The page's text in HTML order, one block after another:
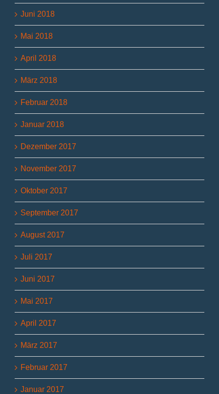
Juni 2018
Mai 2018
April 2018
März 2018
Februar 2018
Januar 2018
Dezember 2017
November 2017
Oktober 2017
September 2017
August 2017
Juli 2017
Juni 2017
Mai 2017
April 2017
März 2017
Februar 2017
Januar 2017